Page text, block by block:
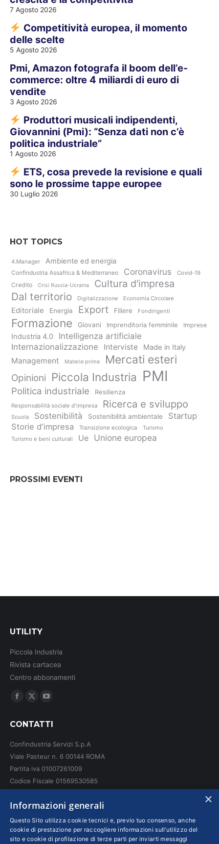
7 Agosto 2026
Competitività europea, il momento
delle scelte
5 Agosto 2026
Pmi, Amazon fotografa il boom dell’e-
commerce: oltre 4 miliardi di euro di
vendite
3 Agosto 2026
Produttori musicali indipendenti,
Giovannini (Pmi): “Senza dati non c’è
politica industriale”
1 Agosto 2026
ETS, cosa prevede la revisione e quali
sono le prossime tappe europee
30 Luglio 2026
HOT TOPICS
4.Manager Ambiente ed energia
Confindustria Assafrica & Mediterraneo Coronavirus Covid-19
Credito Crisi Russia-Ucraina Cultura d'impresa
Dal territorio Digitalizzazione Economia Circolare
Editoriale Energia Export Filiere Fondirigenti
Formazione Giovani Imprenditoria femminile Imprese
Industria 4.0
Intelligenza artificiale
Internazionalizzazione
Interviste Made in Italy
Management Materie prime Mercati esteri
Opinioni Piccola Industria PMI
Politica industriale Resilienza
Responsabilità sociale d'impresa Ricerca e sviluppo
Scuola Sostenibilità Sostenibilità ambientale
Startup
Storie d'impresa
Transizione ecologica
Turismo
Turismo e beni culturali
Ue Unione europea
PROSSIMI EVENTI
UTILITY
Piccola Industria
Rivista cartacea
Centro abbonamenti
Ci puoi trovare su:
Facebook
opens
new
window
X
opens
window
opens
window
CONTATTI
Confindustria Servizi S.p.A
Viale Pasteur n. 6 00144 ROMA
Partita iva 01007261009
Codice Fiscale 01569530585
INFO LEGALI
Colophon editoriali
×
Informazioni generali
Questo Sito utilizza cookie tecnici e, previo tuo consenso, anche
cookie di prestazione per raccogliere informazioni sull’utilizzo del
sito e cookie di profilazione di terze parti per inviarti messaggi